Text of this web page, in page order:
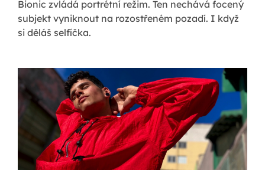
Bionic zvládá portrétní režim. Ten nechává focený
subjekt vyniknout na rozostřeném pozadí. I když
si děláš selfíčka.